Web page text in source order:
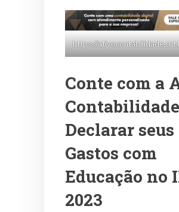
https://
Conte com a
Declarar seus
Gastos com
Educação no
2023